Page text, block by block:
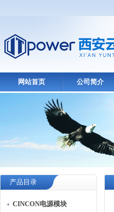
网站首页 公司简介
产品目录
CINCON电源模块